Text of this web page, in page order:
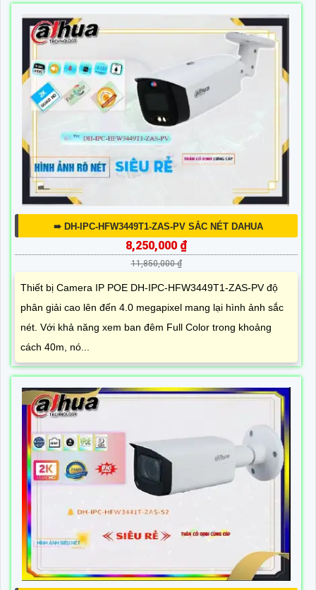
➠ DH-IPC-HFW3449T1-ZAS-PV SẮC NÉT DAHUA
8,250,000 ₫
11,850,000 ₫
Thiết bị Camera IP POE DH-IPC-HFW3449T1-ZAS-PV độ
phân giải cao lên đến 4.0 megapixel mang lại hình ảnh sắc
nét. Với khả năng xem ban đêm Full Color trong khoảng
cách 40m, nó...